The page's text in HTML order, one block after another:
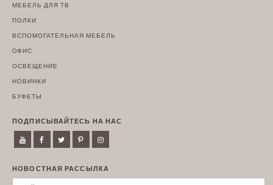
МЕБЕЛЬ ДЛЯ ТВ
ПОЛКИ
ВСПОМОГАТЕЛЬНАЯ МЕБЕЛЬ
OФИС
ОСВЕЩЕНИЕ
НОВИНКИ
БУФЕТЫ
ПОДПИСЫВАЙТЕСЬ НА НАС
НОВОСТНАЯ РАССЫЛКА